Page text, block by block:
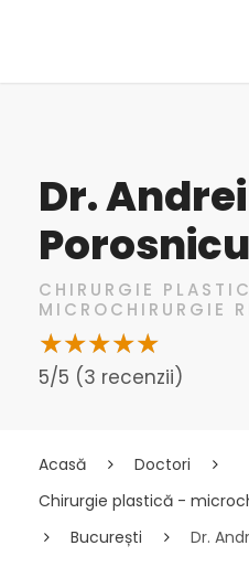
Dr. Andrei
Porosnicu
CHIRURGIE
MICROCHIRURGIE
5/5 (3 recenzii)
Acasă
Doctori
Chirurgie plastică -
București
Dr.